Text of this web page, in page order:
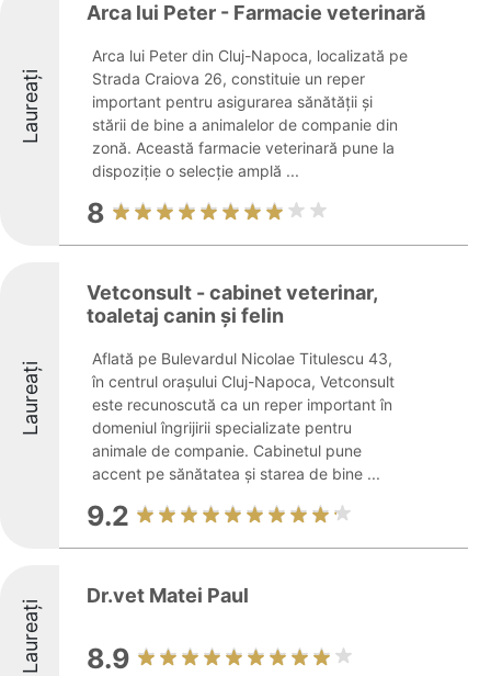
Laureați
Arca lui Peter - Farmacie veterinară
Arca lui Peter din Cluj-Napoca, localizată pe
Strada Craiova 26, constituie un reper
important pentru asigurarea sănătății și
stării de bine a animalelor de companie din
zonă. Această farmacie veterinară pune la
dispoziție o selecție amplă ...
8
Laureați
Vetconsult - cabinet veterinar,
toaletaj canin și felin
Aflată pe Bulevardul Nicolae Titulescu 43,
în centrul orașului Cluj-Napoca, Vetconsult
este recunoscută ca un reper important în
domeniul îngrijirii specializate pentru
animale de companie. Cabinetul pune
accent pe sănătatea și starea de bine ...
9.2
Laureați
Dr.vet Matei Paul
8.9